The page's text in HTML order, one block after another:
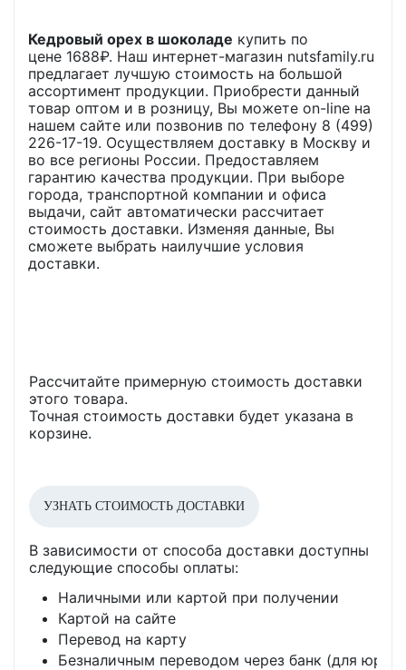
Кедровый орех в шоколаде купить по
цене 1688₽. Наш интернет-магазин nutsfamily.ru
предлагает лучшую стоимость на большой
ассортимент продукции. Приобрести данный
товар оптом и в розницу, Вы можете on-line на
нашем сайте или позвонив по телефону 8 (499)
226-17-19. Осуществляем доставку в Москву и
во все регионы России. Предоставляем
гарантию качества продукции. При выборе
города, транспортной компании и офиса
выдачи, сайт автоматически рассчитает
стоимость доставки. Изменяя данные, Вы
сможете выбрать наилучшие условия
доставки.
Рассчитайте примерную стоимость доставки
этого товара.
Точная стоимость доставки будет указана в
корзине.
УЗНАТЬ СТОИМОСТЬ ДОСТАВКИ
В зависимости от способа доставки доступны
следующие способы оплаты:
Наличными или картой при получении
Картой на сайте
Перевод на карту
Безналичным переводом через банк (для юр.